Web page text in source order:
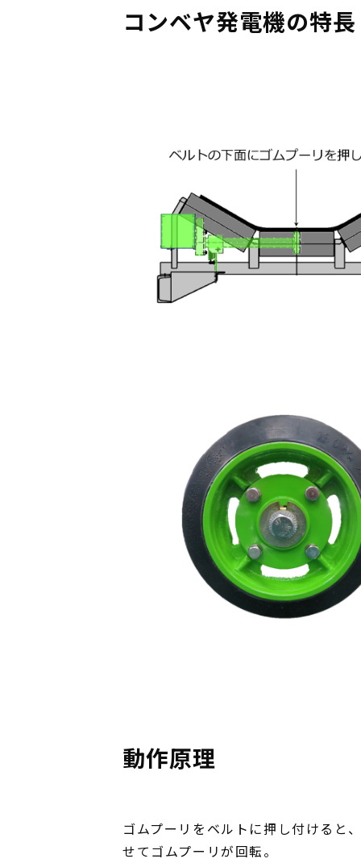
コンベヤ発電機の特長
動作原理
ゴムプーリをベルトに押し付けると
せてゴムプーリが回転。